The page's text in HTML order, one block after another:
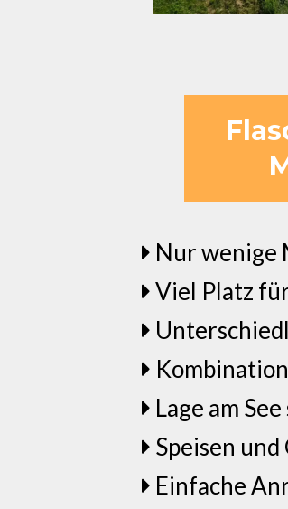
Nur wenige
Viel Platz
Lage am
Speisen
Einfache